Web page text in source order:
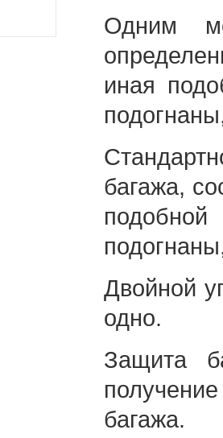
Одним
иная
багажа,
Двойной
одно.
Защита
багажа.